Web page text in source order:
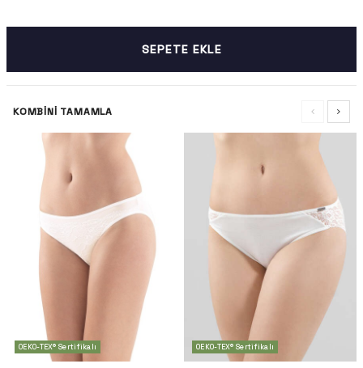
SEPETE EKLE
KOMBINI TAMAMLA
OEKO-TEX® Sertifikalı OEKO-TEX® Sertifikalı